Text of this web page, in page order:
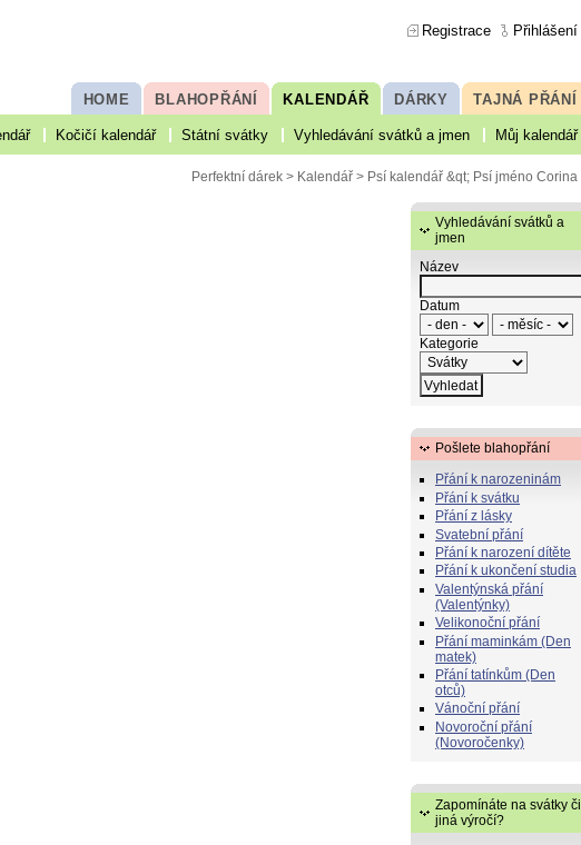
Registrace Přihlášení
TAJNÁ PŘÁNÍ
DÁRKY
KALENDÁŘ
BLAHOPŘÁNÍ
HOME
Kočičí kalendář Státní svátky Vyhledávání svátků a jmen Můj kalendář
Perfektní dárek > Kalendář > Psí kalendář &qt; Psí jméno Corina
Vyhledávání svátků a
jmen
Název
Datum
Kategorie
Pošlete blahopřání
Přání k narozeninám
Přání k svátku
Přání z lásky
Svatební přání
Přání k narození dítěte
Přání k ukončení studia
Valentýnská přání
(Valentýnky)
Velikonoční přání
Přání maminkám (Den
matek)
Přání tatínkům (Den
otců)
Vánoční přání
Novoroční přání
(Novoročenky)
Zapomínáte na svátky či
jiná výročí?